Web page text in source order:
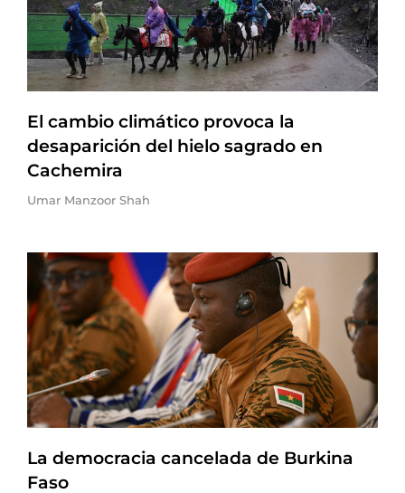
El cambio climático provoca la
desaparición del hielo sagrado en
Cachemira
Umar Manzoor Shah
La democracia cancelada de Burkina
Faso